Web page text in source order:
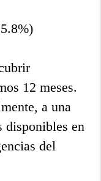
12 meses.
a una
disponibles en
del